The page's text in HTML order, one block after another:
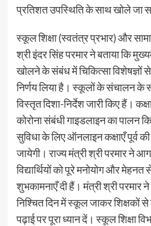
प्रतिशत उपस्थिति के साथ खोले जा
स्कूल शिक्षा (स्वतंत्र प्रभार) और
श्री इंदर सिंह परमार ने बताया कि
खोलने के संबंध में चिकित्सा विशेषज्ञों से
निर्णय लिया है। स्कूलों के संचालन के
विस्तृत दिशा-निर्देश जारी किए हैं।
कोरोना संबंधी गाइडलाइन का पालन
सुविधा के लिए ऑनलाइन कक्षाएँ पूर्व
जायेगी। राज्य मंत्री श्री परमार ने
विद्यार्थियों को पूरे मनोयोग और
शुभकामनाएँ दी हैं। मंत्री श्री परमार ने
निश्चित दिन में स्कूल जाकर शिक्षकों से
पढ़ाई पर पूरा ध्यान दें। स्कूल शिक्षा